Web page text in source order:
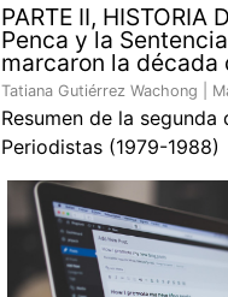
PARTE II, HISTORIA
Penca y la
marcaron la década
Tatiana Gutiérrez Wachong |
Resumen de la
Periodistas (1979-1988)